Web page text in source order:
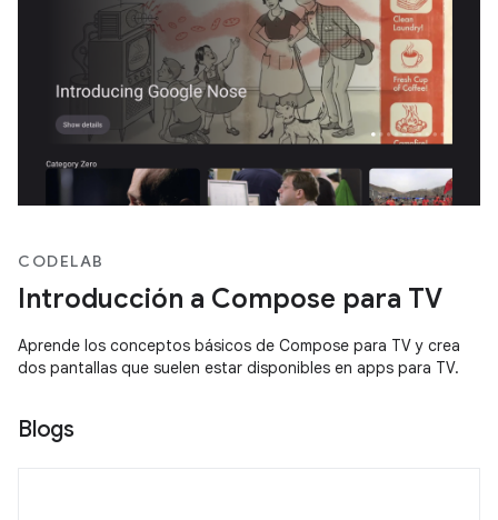
CODELAB
Introducción a Compose para TV
Aprende los conceptos básicos de Compose para TV y crea
dos pantallas que suelen estar disponibles en apps para TV.
Blogs